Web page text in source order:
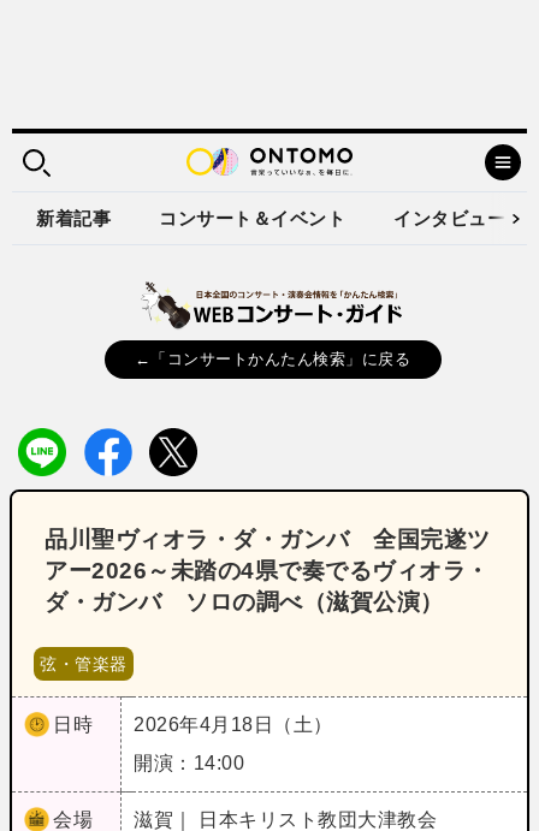
新着記事 コンサート＆イベント インタビュー
←「コンサートかんたん検索」に戻る
品川聖ヴィオラ・ダ・ガンバ 全国完遂ツ
アー2026～未踏の4県で奏でるヴィオラ・
ダ・ガンバ ソロの調べ（滋賀公演）
弦・管楽器
日時
2026年4月18日（土）
開演：14:00
会場 滋賀｜ 日本キリスト教団大津教会